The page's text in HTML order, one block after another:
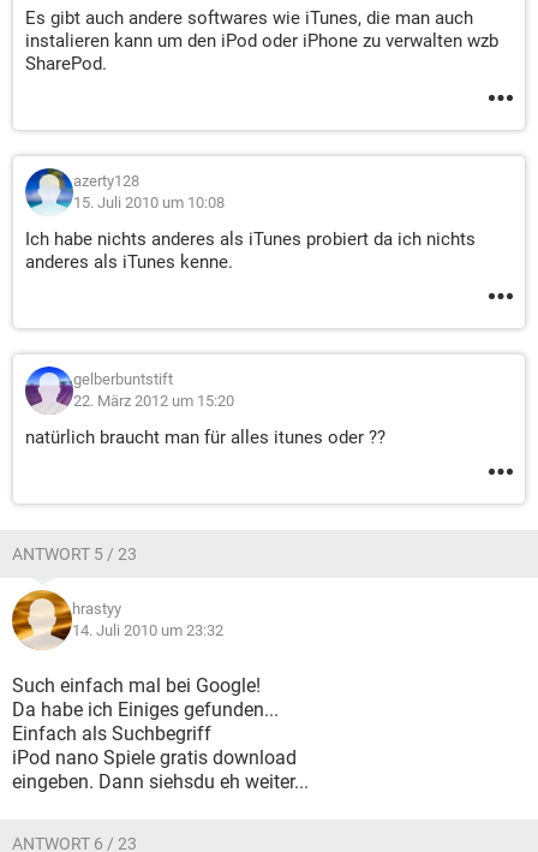
Es gibt auch andere softwares wie iTunes, die man auch
instalieren kann um den iPod oder iPhone zu verwalten wzb
SharePod.
azerty128
15. Juli 2010 um 10:08
Ich habe nichts anderes als iTunes probiert da ich nichts
anderes als iTunes kenne.
gelberbuntstift
22. März 2012 um 15:20
natürlich braucht man für alles itunes oder ??
ANTWORT 5 / 23
hrastyy
14. Juli 2010 um 23:32
Such einfach mal bei Google!
Da habe ich Einiges gefunden...
Einfach als Suchbegriff
iPod nano Spiele gratis download
eingeben. Dann siehsdu eh weiter...
ANTWORT 6 / 23